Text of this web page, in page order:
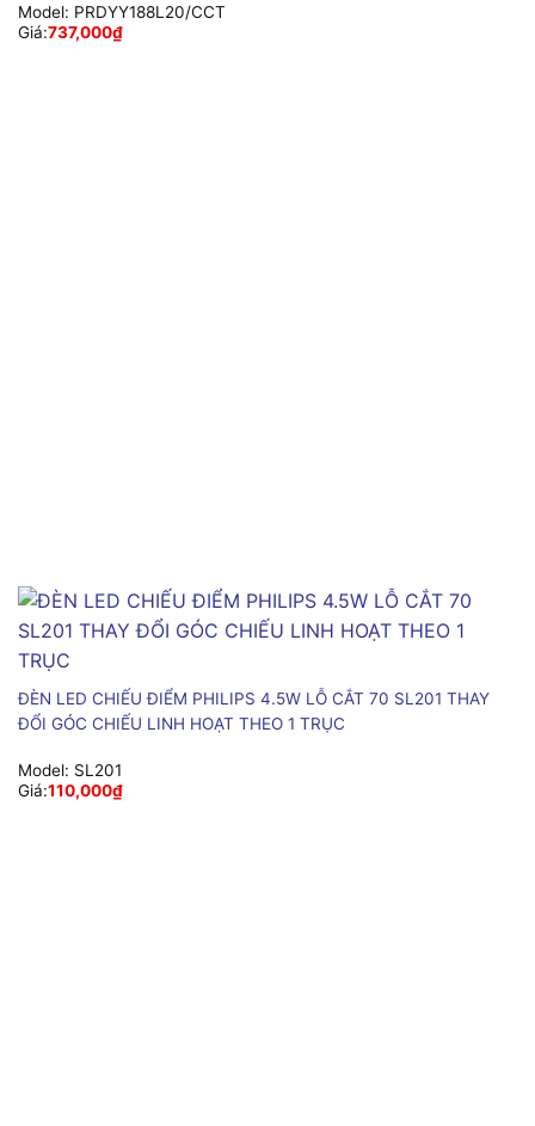
Model: PRDYY188L20/CCT
Giá:737,000₫
ĐÈN LED CHIẾU ĐIỂM PHILIPS 4.5W LỖ CẮT 70 SL201 THAY
ĐỔI GÓC CHIẾU LINH HOẠT THEO 1 TRỤC
Model: SL201
Giá:110,000₫